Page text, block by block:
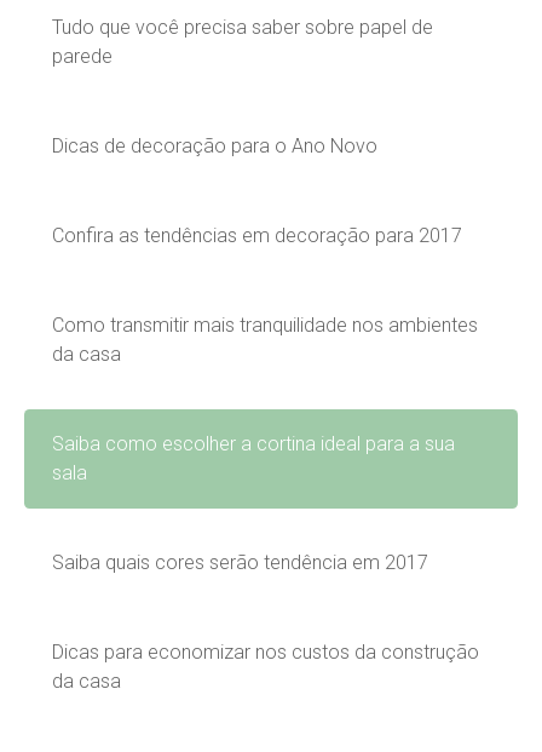
Tudo que você precisa saber sobre papel de
parede
Dicas de decoração para o Ano Novo
Confira as tendências em decoração para 2017
Como transmitir mais tranquilidade nos ambientes
da casa
Saiba como escolher a cortina ideal para a sua
sala
Saiba quais cores serão tendência em 2017
Dicas para economizar nos custos da construção
da casa